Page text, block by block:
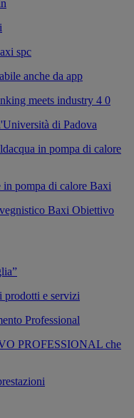
spc
anche da app
meets industry 4 0
di Padova
in pompa di calore
pompa di calore Baxi
Baxi Obiettivo
prodotti e servizi
Professional
PROFESSIONAL che